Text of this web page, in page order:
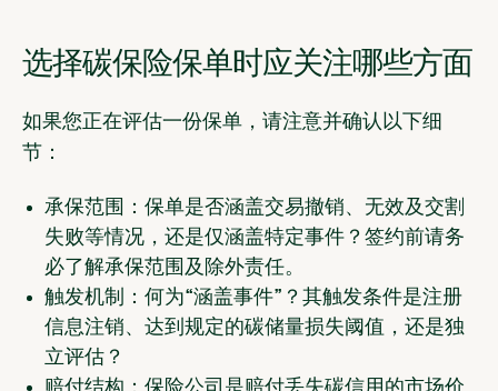
选择碳保险保单时应关注哪些方面
如果您正在评估一份保单，请注意并确认以下细
节：
承保范围： 保单是否涵盖交易撤销、无效及交割
失败等情况，还是仅涵盖特定事件？签约前请务
必了解承保范围及除外责任。
触发机制： 何为“涵盖事件”？其触发条件是注册
信息注销、达到规定的碳储量损失阈值，还是独
立评估？